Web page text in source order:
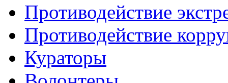
Противодействие
Противодействие
Кураторы